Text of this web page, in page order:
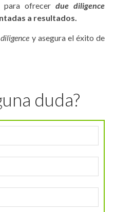
para ofrecer due diligence
a resultados.
y asegura el éxito de
duda?